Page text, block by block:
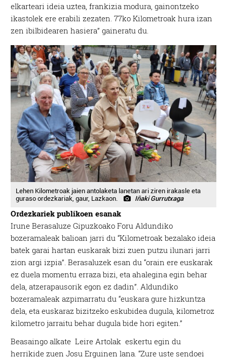
elkarteari ideia uztea, frankizia modura, gainontzeko
ikastolek ere erabili zezaten. 77ko Kilometroak hura izan
zen ibilbidearen hasiera” gaineratu du.
Lehen Kilometroak jaien antolaketa lanetan ari ziren irakasle eta
guraso ordezkariak, gaur, Lazkaon.
Iñaki Gurrutxaga
Ordezkariek publikoen esanak
Irune Berasaluze Gipuzkoako Foru Aldundiko
bozeramaleak balioan jarri du “Kilometroak bezalako ideia
batek garai hartan euskarak bizi zuen putzu ilunari jarri
zion argi izpia”. Berasaluzek esan du “orain ere euskarak
ez duela momentu erraza bizi, eta ahalegina egin behar
dela, atzerapausorik egon ez dadin”. Aldundiko
bozeramaleak azpimarratu du “euskara gure hizkuntza
dela, eta euskaraz bizitzeko eskubidea dugula, kilometroz
kilometro jarraitu behar dugula bide hori egiten.”
Beasaingo alkate Leire Artolak eskertu egin du
herrikide zuen Josu Erguinen lana. “Zure uste sendoei